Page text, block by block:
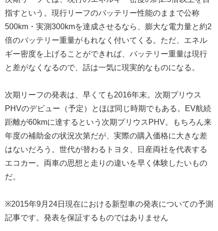
指すという。現行リーフのバッテリー性能のままで公称
500km・実測300kmを達成させるなら、膨大な電力量と約2
倍のバッテリー重量がもれなく付いてくる。ただ、エネル
ギー密度を上げることができれば、バッテリー重量は現行
と差がなくなるので、話は一気に現実的なものになる。
次期リーフの発表は、早くても2016年末。次期プリウス
PHVのデビュー（予定）とほぼ同じ時期でもある。EV航続
距離が60kmに達するという次期プリウスPHV。もちろん来
年度の補助金の状況次第だが、実際の購入価格に大きな差
はないだろう。世代が替わるトヨタ、日産両社を代表する
エコカー。両車の思想と走りの違いを早く体験したいもの
だ。
※2015年9月24日現在における新型車の発表についての予測
記事です。発表を保証するものではありません